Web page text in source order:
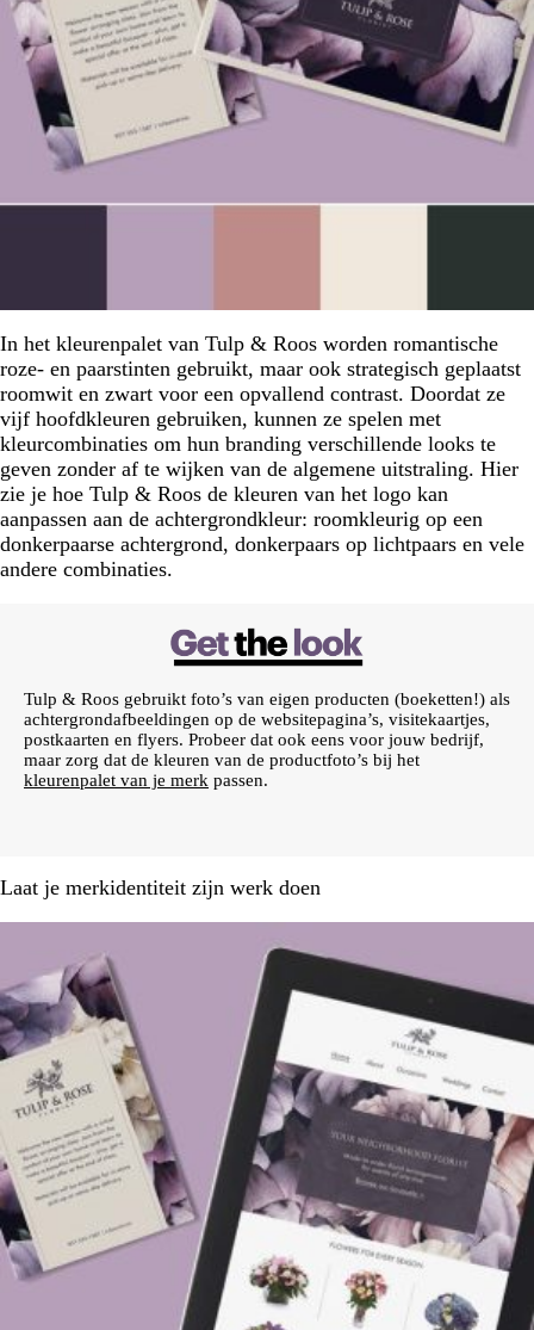
In het kleurenpalet van Tulp & Roos worden romantische
roze- en paarstinten gebruikt, maar ook strategisch geplaatst
roomwit en zwart voor een opvallend contrast. Doordat ze
vijf hoofdkleuren gebruiken, kunnen ze spelen met
kleurcombinaties om hun branding verschillende looks te
geven zonder af te wijken van de algemene uitstraling. Hier
zie je hoe Tulp & Roos de kleuren van het logo kan
aanpassen aan de achtergrondkleur: roomkleurig op een
donkerpaarse achtergrond, donkerpaars op lichtpaars en vele
andere combinaties.
Tulp & Roos gebruikt foto’s van eigen producten (boeketten!) als
achtergrondafbeeldingen op de websitepagina’s, visitekaartjes,
postkaarten en flyers. Probeer dat ook eens voor jouw bedrijf,
maar zorg dat de kleuren van de productfoto’s bij het
kleurenpalet van je merk passen.
Laat je merkidentiteit zijn werk doen